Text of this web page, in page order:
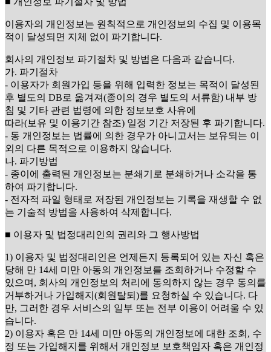
이용자의 개인정보는 원칙적으로 개인정보의 수집 및 이용목
적이 달성되면 지체 없이 파기합니다.
회사의 개인정보 파기절차 및 방법은 다음과 같습니다.
가. 파기절차
- 이용자가 회원가입 등을 위해 입력한 정보는 목적이 달성된
후 별도의 DB로 옮겨져(종이의 경우 별도의 서류함) 내부 방
침 및 기타 관련 법령에 의한 정보보호 사유에
따라(보유 및 이용기간 참조) 일정 기간 저장된 후 파기합니다.
- 동 개인정보는 법률에 의한 경우가 아니고서는 보유되는 이
외의 다른 목적으로 이용하지 않습니다.
나. 파기방법
- 종이에 출력된 개인정보는 분쇄기로 분쇄하거나 소각을 통
하여 파기합니다.
- 전자적 파일 형태로 저장된 개인정보는 기록을 재생할 수 없
는 기술적 방법을 사용하여 삭제합니다.
■ 이용자 및 법정대리인의 권리와 그 행사방법
1) 이용자 및 법정대리인은 언제든지 등록되어 있는 자신 혹은
당해 만 14세 미만 아동의 개인정보를 조회하거나 수정할 수
있으며, 회사의 개인정보의 처리에 동의하지 않는 경우 동의를
거부하거나 가입해지(회원탈퇴)를 요청하실 수 있습니다. 다
만, 그러한 경우 서비스의 일부 또는 전부 이용이 어려울 수 있
습니다.
2) 이용자 혹은 만 14세 미만 아동의 개인정보에 대한 조회, 수
정 또는 가입해지를 위해서 개인정보 보호책임자 혹은 개인정